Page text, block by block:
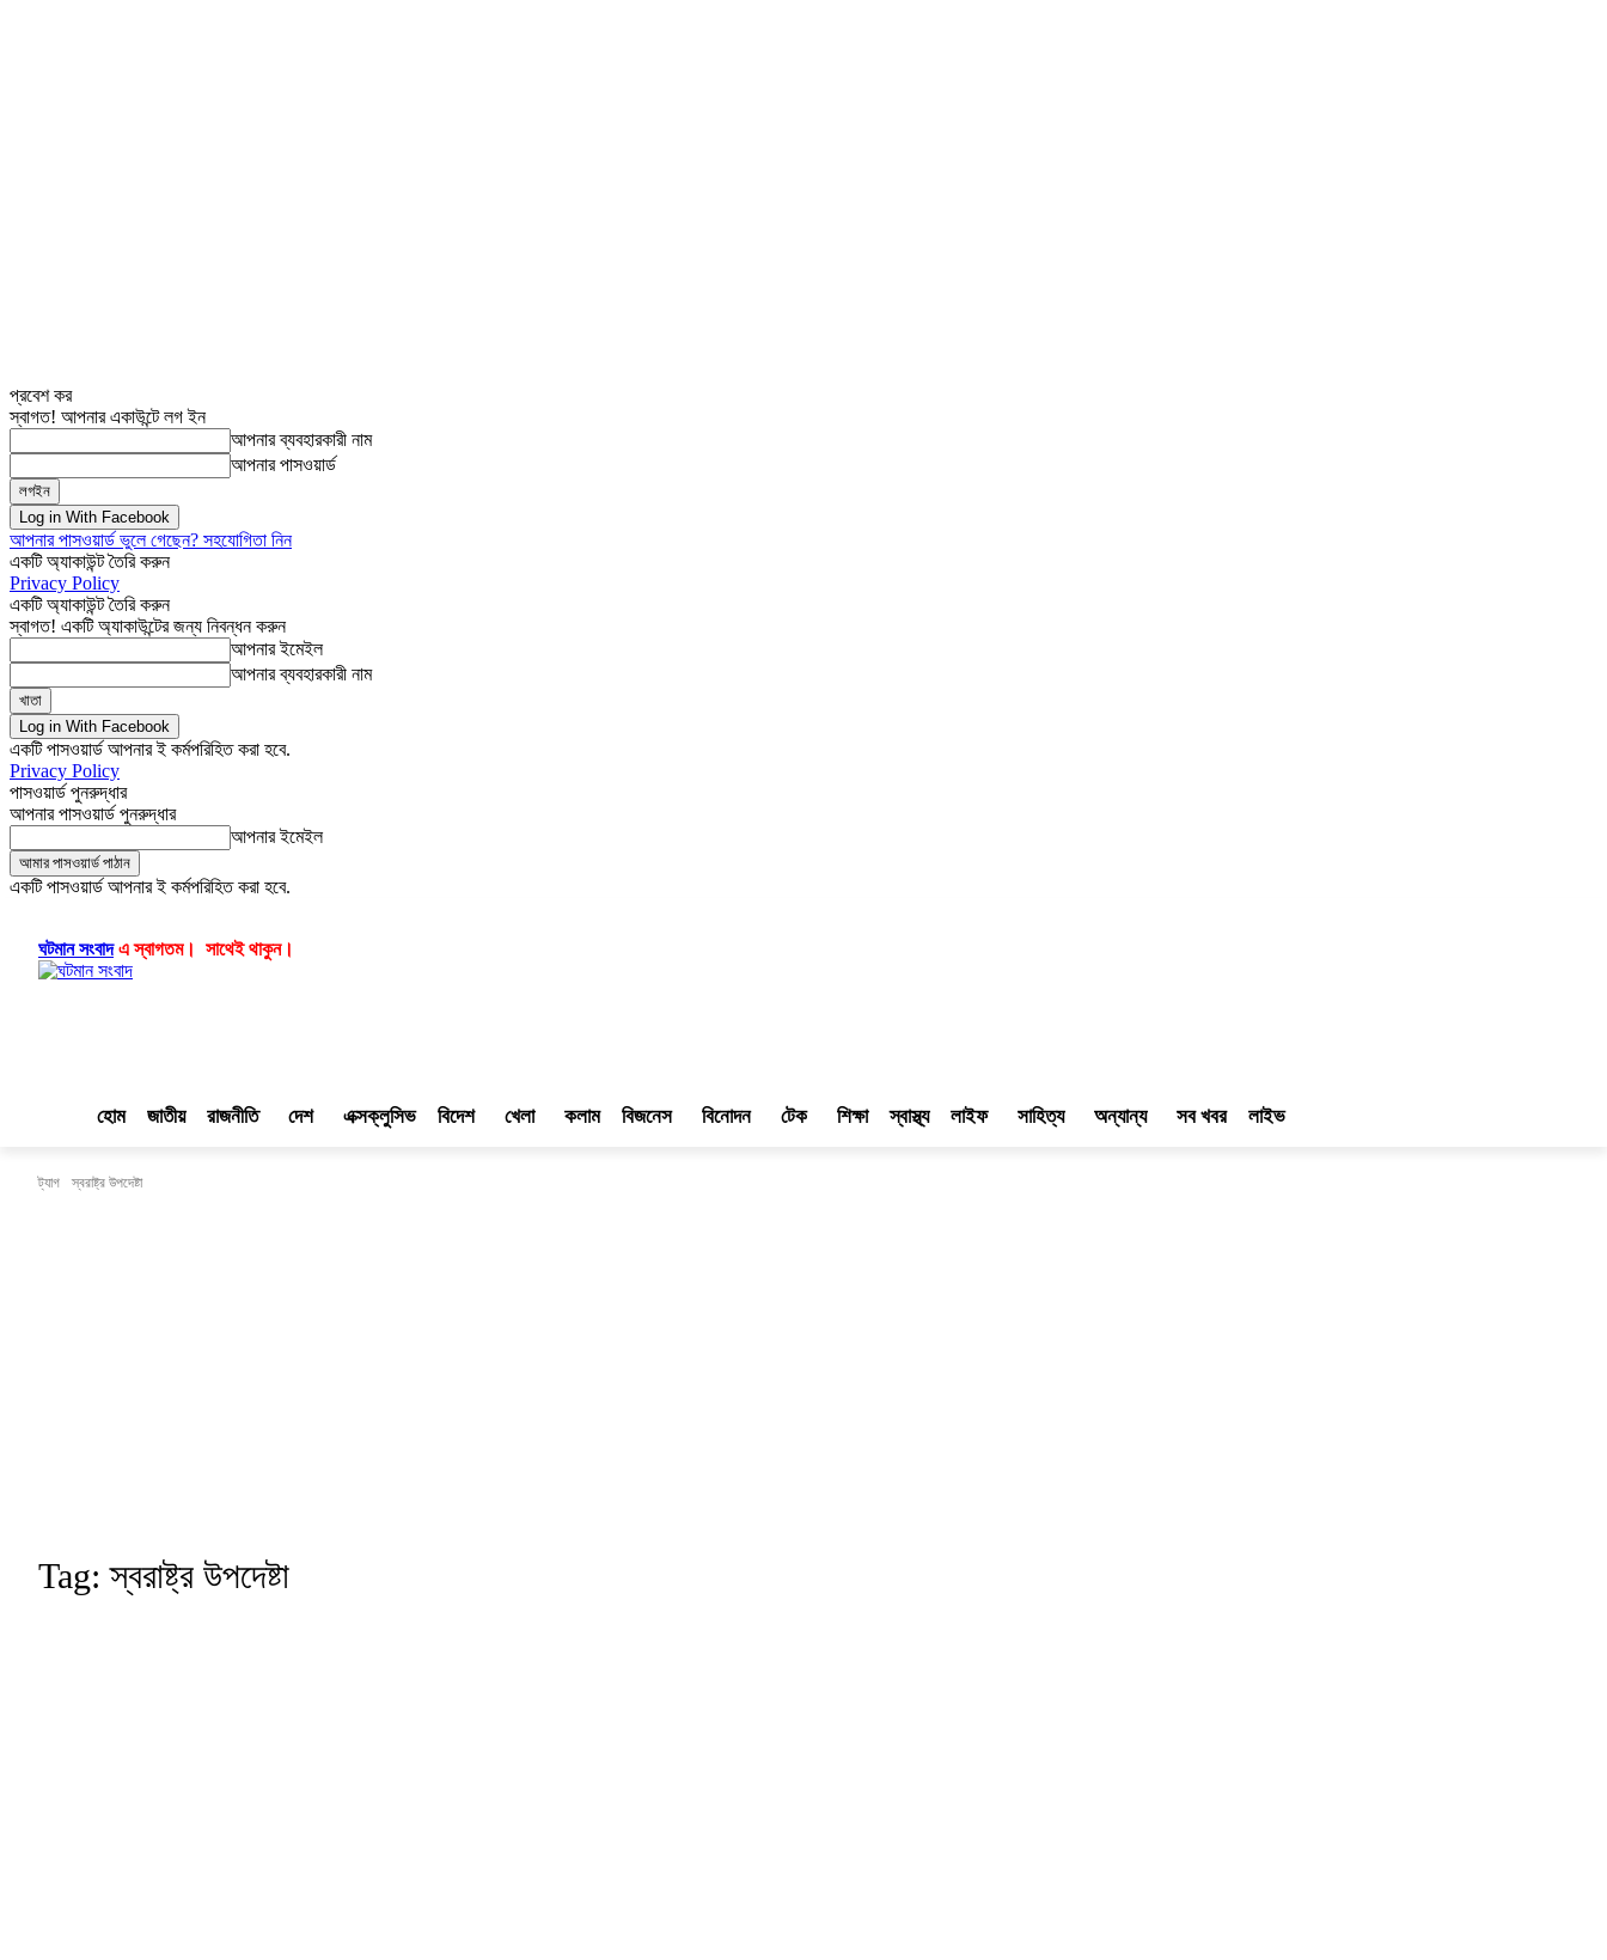
প্রবেশ কর
স্বাগত! আপনার একাউন্টে লগ ইন
আপনার ব্যবহারকারী নাম
আপনার পাসওয়ার্ড
Log in With Facebook
আপনার পাসওয়ার্ড ভুলে গেছেন? সহযোগিতা নিন
একটি অ্যাকাউন্ট তৈরি করুন
Privacy Policy
একটি অ্যাকাউন্ট তৈরি করুন
স্বাগত! একটি অ্যাকাউন্টের জন্য নিবন্ধন করুন
আপনার ইমেইল
আপনার ব্যবহারকারী নাম
Log in With Facebook
একটি পাসওয়ার্ড আপনার ই কর্মপরিহিত করা হবে.
Privacy Policy
পাসওয়ার্ড পুনরুদ্ধার
আপনার পাসওয়ার্ড পুনরুদ্ধার
আপনার ইমেইল
একটি পাসওয়ার্ড আপনার ই কর্মপরিহিত করা হবে.
ঘটমান সংবাদএ স্বাগতম। সাথেই থাকুন।
হোম জাতীয় রাজনীতি দেশ এক্সক্লুসিভ বিদেশ খেলা কলাম বিজনেস বিনোদন টেক শিক্ষা স্বাস্থ্য লাইফ সাহিত্য অন্যান্য সব খবর লাইভ
ট্যাগ স্বরাষ্ট্র উপদেষ্টা
Tag:স্বরাষ্ট্র উপদেষ্টা